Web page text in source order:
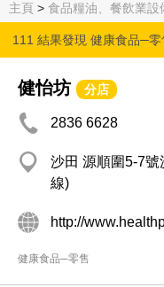
主頁 > 食品糧油、餐飲業設
111 結果發現 健康食品─零
健怡坊 分店
2836 6628
沙田 源順圍5-7
線)
http://
健康食品─零售